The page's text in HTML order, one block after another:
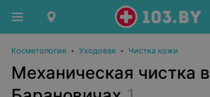
Косметология • Уходовая • Чистка кожи
Механическая чистка в